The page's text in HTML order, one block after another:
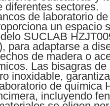
diferentes sectores.
de laboratorio
un espacio
SUCLAB
para adaptarse a
de madera o
Las bisagras
inoxidable,
de química
incluyendo